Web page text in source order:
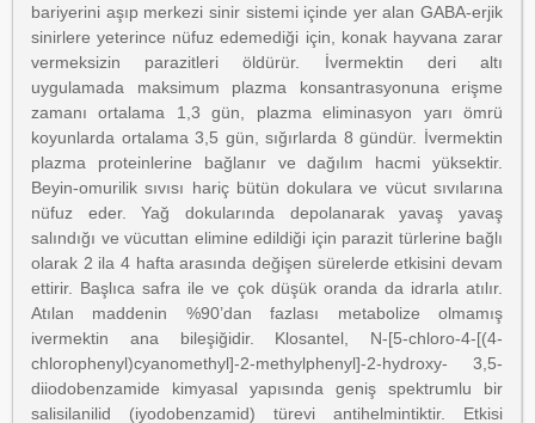
bariyerini aşıp merkezi sinir sistemi içinde yer alan GABA-erjik
sinirlere yeterince nüfuz edemediği için, konak hayvana zarar
vermeksizin parazitleri öldürür. İvermektin deri altı
uygulamada maksimum plazma konsantrasyonuna erişme
zamanı ortalama 1,3 gün, plazma eliminasyon yarı ömrü
koyunlarda ortalama 3,5 gün, sığırlarda 8 gündür. İvermektin
plazma proteinlerine bağlanır ve dağılım hacmi yüksektir.
Beyin-omurilik sıvısı hariç bütün dokulara ve vücut sıvılarına
nüfuz eder. Yağ dokularında depolanarak yavaş yavaş
salındığı ve vücuttan elimine edildiği için parazit türlerine bağlı
olarak 2 ila 4 hafta arasında değişen sürelerde etkisini devam
ettirir. Başlıca safra ile ve çok düşük oranda da idrarla atılır.
Atılan maddenin %90’dan fazlası metabolize olmamış
ivermektin ana bileşiğidir. Klosantel, N-[5-chloro-4-[(4-
chlorophenyl)cyanomethyl]-2-methylphenyl]-2-hydroxy- 3,5-
diiodobenzamide kimyasal yapısında geniş spektrumlu bir
salisilanilid (iyodobenzamid) türevi antihelmintiktir. Etkisi